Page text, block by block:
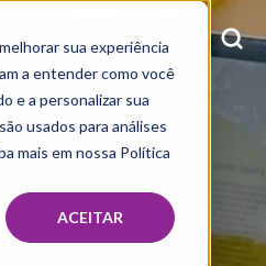
sua experiência
a entender como você
e a personalizar sua
usados para análises
mais em nossa Política
ACEITAR
2025, 4:47:40 PM